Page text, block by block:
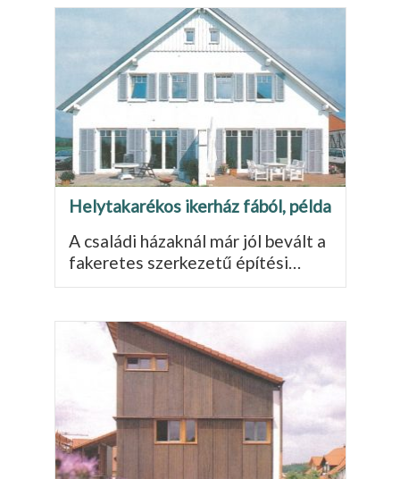
Helytakarékos ikerház fából, példa
A családi házaknál már jól bevált a
fakeretes szerkezetű építési…